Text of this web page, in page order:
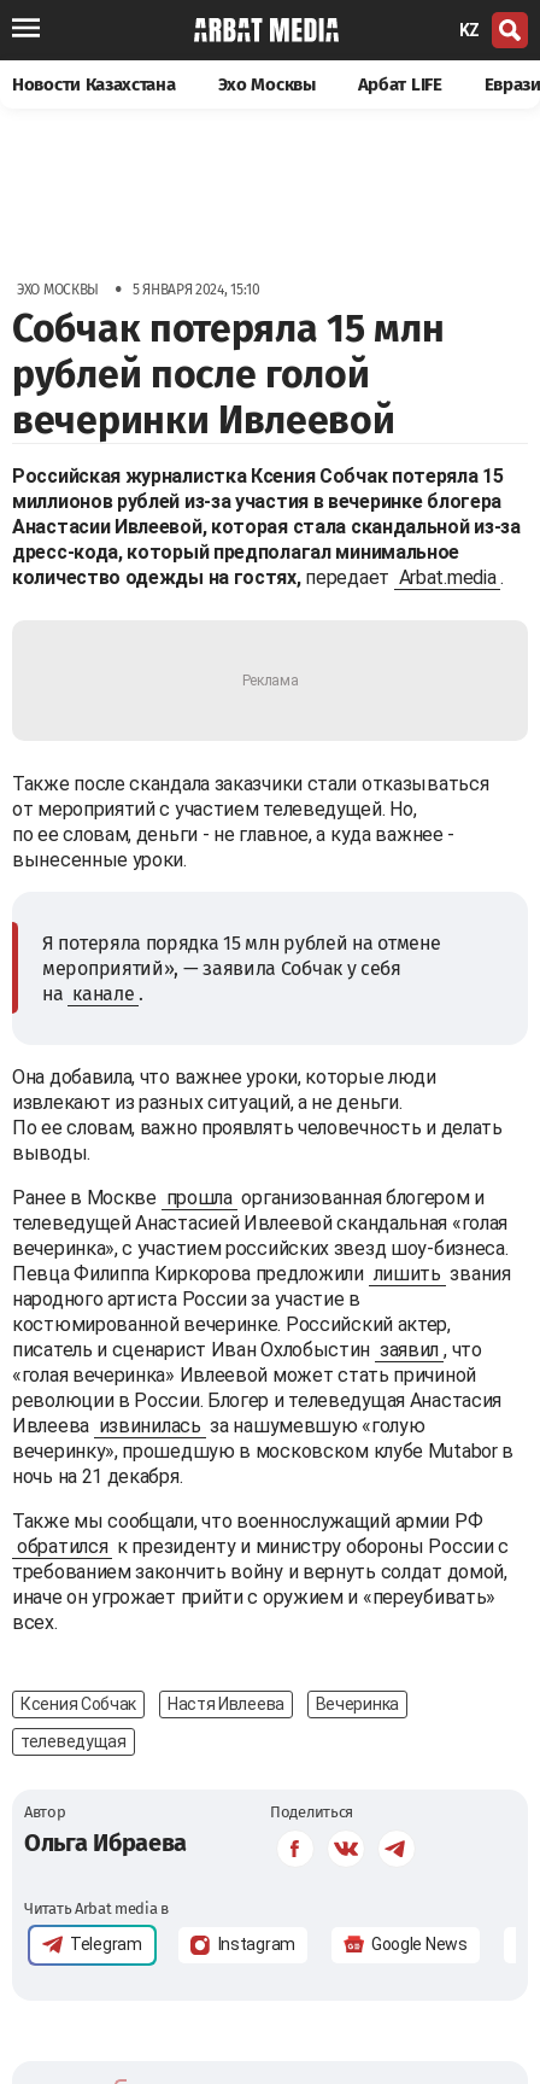
KZ
Новости Казахстана Эхо Москвы Арбат LIFE
ЭХО МОСКВЫ • 5 ЯНВАРЯ 2024, 15:10
Собчак потеряла 15 млн
рублей после голой
вечеринки Ивлеевой
Российская журналистка Ксения Собчак потеряла 15
миллионов рублей из-за участия в вечеринке блогера
Анастасии Ивлеевой, которая стала скандальной из-за
дресс-кода, который предполагал минимальное
количество одежды на гостях, передает Arbat.media .
Также после скандала заказчики стали отказываться
от мероприятий с участием телеведущей. Но,
по ее словам, деньги - не главное, а куда важнее -
вынесенные уроки.
Я потеряла порядка 15 млн рублей на отмене
мероприятий», — заявила Собчак у себя
на канале .
Она добавила, что важнее уроки, которые люди
извлекают из разных ситуаций, а не деньги.
По ее словам, важно проявлять человечность и делать
выводы.
Ранее в Москве прошла организованная блогером и
телеведущей Анастасией Ивлеевой скандальная «голая
вечеринка», с участием российских звезд шоу-бизнеса.
Певца Филиппа Киркорова предложили лишить звания
народного артиста России за участие в
костюмированной вечеринке. Российский актер,
писатель и сценарист Иван Охлобыстин заявил , что
«голая вечеринка» Ивлеевой может стать причиной
революции в России. Блогер и телеведущая Анастасия
Ивлеева извинилась за нашумевшую «голую
вечеринку», прошедшую в московском клубе Mutabor в
ночь на 21 декабря.
Также мы сообщали, что военнослужащий армии РФ
обратился к президенту и министру обороны России с
требованием закончить войну и вернуть солдат домой,
иначе он угрожает прийти с оружием и «переубивать»
всех.
Ксения Собчак Настя Ивлеева
Вечеринка
телеведущая
Автор
Ольга Ибраева
Поделиться
Читать Arbat media в
Telegram Instagram Google News